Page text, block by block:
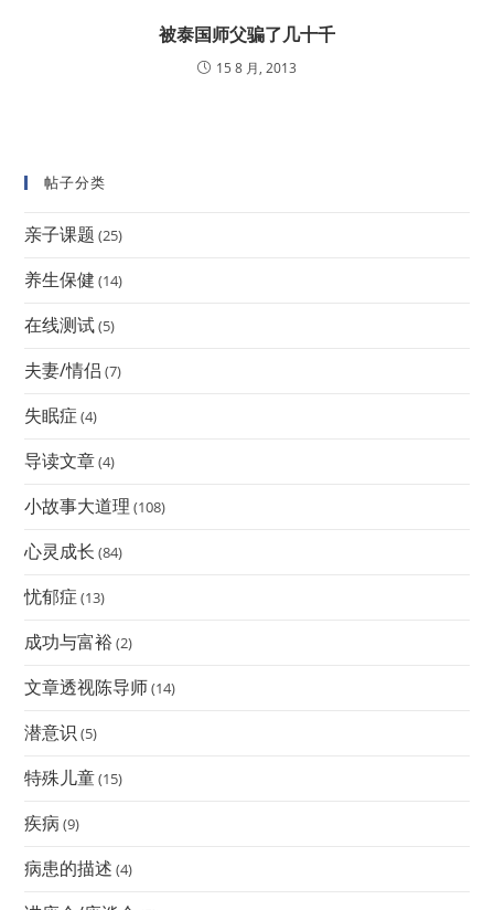
被泰国师父骗了几十千
15 8 月, 2013
帖子分类
亲子课题 (25)
养生保健 (14)
在线测试(5)
夫妻/情侣 (7)
失眠症 (4)
导读文章(4)
小故事大道理 (108)
心灵成长 (84)
忧郁症 (13)
成功与富裕(2)
文章透视陈导师(14)
潜意识 (5)
特殊儿童(15)
疾病 (9)
病患的描述 (4)